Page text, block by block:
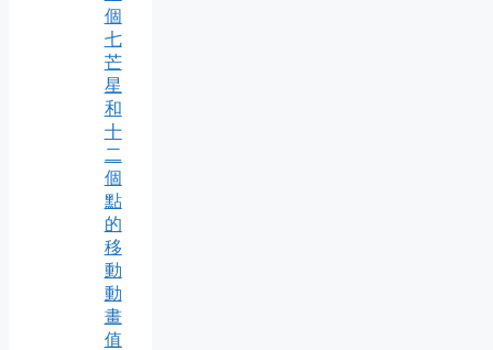
個
七
芒
星
和
十
二
個
點
的
移
動
動
畫
值